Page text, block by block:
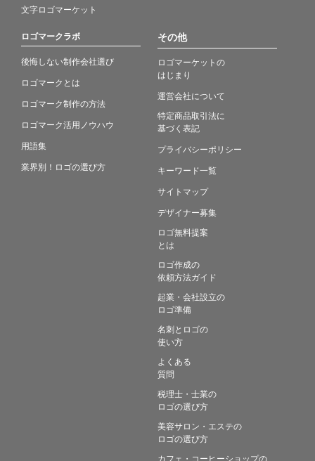
文字ロゴマーケット
ロゴマークラボ
後悔しない制作会社選び
ロゴマークとは
ロゴマーク制作の方法
ロゴマーク活用ノウハウ
用語集
業界別！ロゴの選び方
その他
ロゴマーケットの
はじまり
運営会社について
特定商品取引法に
基づく表記
プライバシーポリシー
キーワード一覧
サイトマップ
デザイナー募集
ロゴ無料提案
とは
ロゴ作成の
依頼方法ガイド
起業・会社設立の
ロゴ準備
名刺とロゴの
使い方
よくある
質問
税理士・士業の
ロゴの選び方
美容サロン・エステの
ロゴの選び方
カフェ・コーヒーショップの